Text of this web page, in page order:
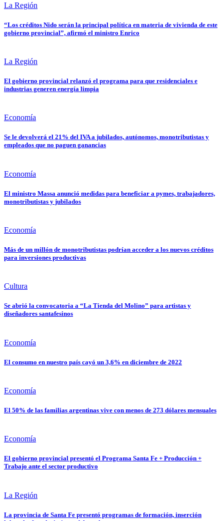
La Región
“Los créditos Nido serán la principal política en materia de vivienda de este
gobierno provincial”, afirmó el ministro Enrico
La Región
El gobierno provincial relanzó el programa para que residenciales e
industrias generen energía limpia
Economía
Se le devolverá el 21% del IVA a jubilados, autónomos, monotributistas y
empleados que no paguen ganancias
Economía
El ministro Massa anunció medidas para beneficiar a pymes, trabajadores,
monotributistas y jubilados
Economía
Más de un millón de monotributistas podrían acceder a los nuevos créditos
para inversiones productivas
Cultura
Se abrió la convocatoria a “La Tienda del Molino” para artistas y
diseñadores santafesinos
Economía
El consumo en nuestro país cayó un 3,6% en diciembre de 2022
Economía
El 50% de las familias argentinas vive con menos de 273 dólares mensuales
Economía
El gobierno provincial presentó el Programa Santa Fe + Producción +
Trabajo ante el sector productivo
La Región
La provincia de Santa Fe presentó programas de formación, inserción